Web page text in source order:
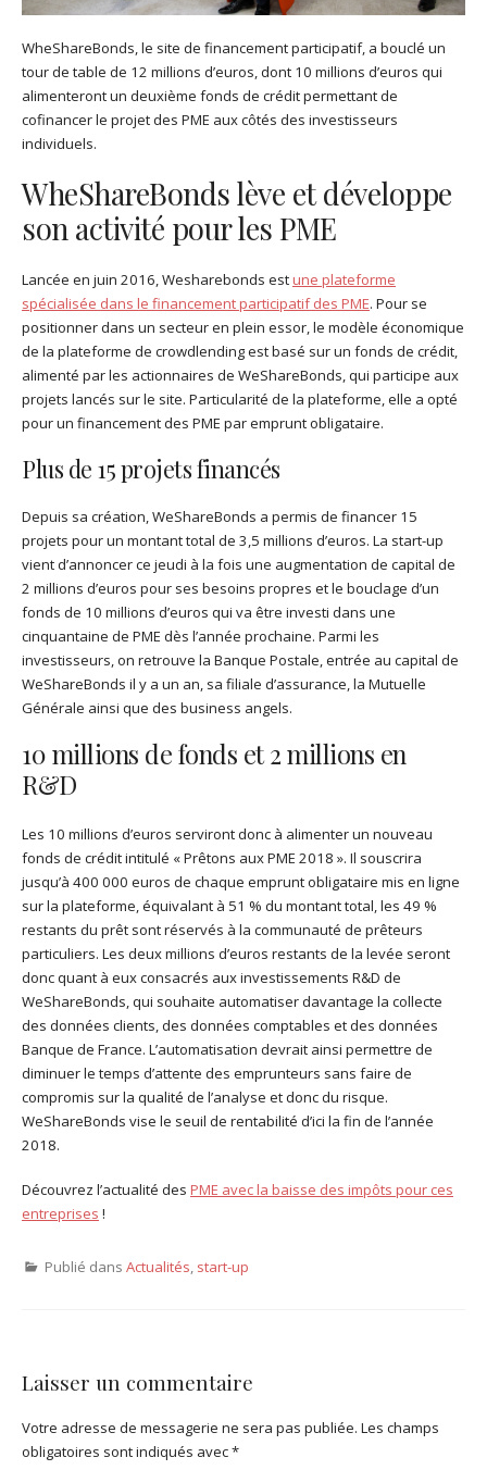
WheShareBonds, le site de financement participatif, a bouclé un
tour de table de 12 millions d’euros, dont 10 millions d’euros qui
alimenteront un deuxième fonds de crédit permettant de
cofinancer le projet des PME aux côtés des investisseurs
individuels.
WheShareBonds lève et développe
son activité pour les PME
Lancée en juin 2016, Wesharebonds estune plateforme
spécialisée dans le financement participatif des PME. Pour se
positionner dans un secteur en plein essor, le modèle économique
de la plateforme de crowdlending est basé sur un fonds de crédit,
alimenté par les actionnaires de WeShareBonds, qui participe aux
projets lancés sur le site. Particularité de la plateforme, elle a opté
pour un financement des PME par emprunt obligataire.
Plus de 15 projets financés
Depuis sa création, WeShareBonds a permis de financer 15
projets pour un montant total de 3,5 millions d’euros. La start-up
vient d’annoncer ce jeudi à la fois une augmentation de capital de
2 millions d’euros pour ses besoins propres et le bouclage d’un
fonds de 10 millions d’euros qui va être investi dans une
cinquantaine de PME dès l’année prochaine. Parmi les
investisseurs, on retrouve la Banque Postale, entrée au capital de
WeShareBonds il y a un an, sa filiale d’assurance, la Mutuelle
Générale ainsi que des business angels.
10 millions de fonds et 2 millions en
R&D
Les 10 millions d’euros serviront donc à alimenter un nouveau
fonds de crédit intitulé « Prêtons aux PME 2018 ». Il souscrira
jusqu’à 400 000 euros de chaque emprunt obligataire mis en ligne
sur la plateforme, équivalant à 51 % du montant total, les 49 %
restants du prêt sont réservés à la communauté de prêteurs
particuliers. Les deux millions d’euros restants de la levée seront
donc quant à eux consacrés aux investissements R&D de
WeShareBonds, qui souhaite automatiser davantage la collecte
des données clients, des données comptables et des données
Banque de France. L’automatisation devrait ainsi permettre de
diminuer le temps d’attente des emprunteurs sans faire de
compromis sur la qualité de l’analyse et donc du risque.
WeShareBonds vise le seuil de rentabilité d’ici la fin de l’année
2018.
Découvrez l’actualité des PME avec la baisse des impôts pour ces
entreprises !
Publié dans Actualités, start-up
Laisser un commentaire
Votre adresse de messagerie ne sera pas publiée. Les champs
obligatoires sont indiqués avec*